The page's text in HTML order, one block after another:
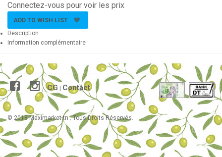
Connectez-vous pour voir les prix
ADD TO WISH LIST
Description
Information complémentaire
CG Contact
© 2018 Maximarket.tn . Tous Droits Réservés.